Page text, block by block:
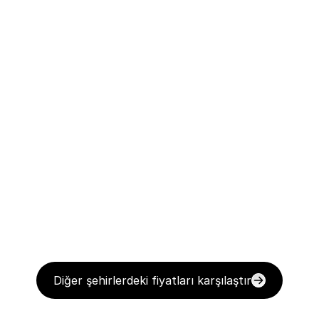
Diğer şehirlerdeki fiyatları karşılaştır